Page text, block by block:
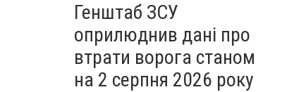
Генштаб ЗСУ
оприлюднив дані про
втрати ворога станом
на 2 серпня 2026 року